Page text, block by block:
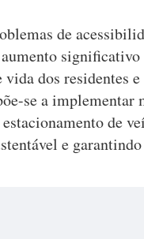
de
aumento
vida dos residentes
se a
de
e